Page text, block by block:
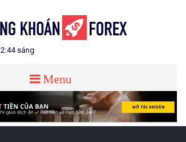
FOREX
Khoán và Forex
sáng
Menu